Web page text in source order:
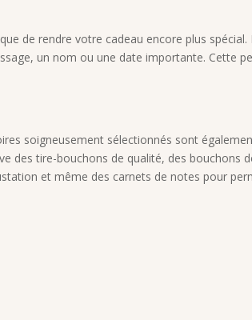
de rendre votre cadeau encore plus
un nom ou une date importante. Cette
soigneusement sélectionnés sont
des tire-bouchons de qualité, des
et même des carnets de notes pour